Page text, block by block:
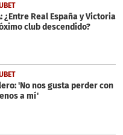
¿Entre Real España y Victoria
club descendido?
'No nos gusta perder con
a mí'